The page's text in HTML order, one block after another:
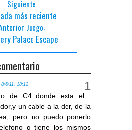
Siguiente
más reciente
Juego:
Palace Escape
8/6/11, 18:12
de C4 donde esta el
un cable a la der, de la
pero no puedo ponerlo
q tiene los mismos